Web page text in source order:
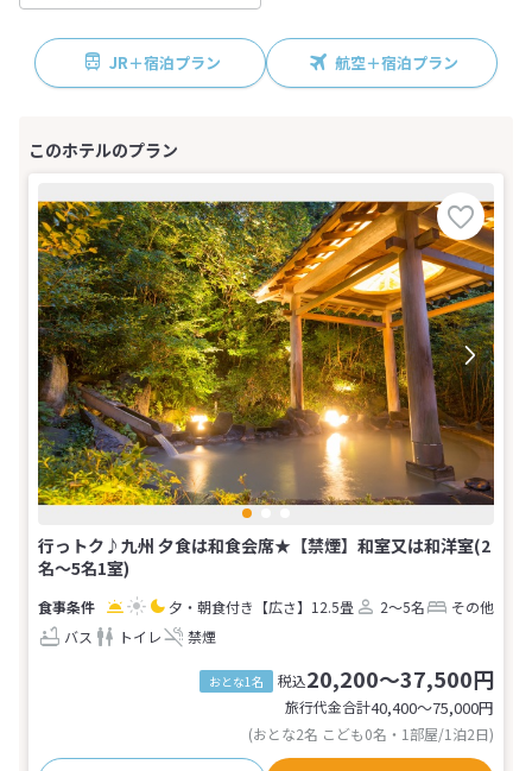
JR＋宿泊プラン 航空＋宿泊プラン
行っトク♪九州 夕食は和食会席★【禁煙】和室又は和洋室(2
名～5名1室)
夕・朝食付き 【広さ】12.5畳 2～5名
その他
バス
トイレ 禁煙
おとな1名 税込20,200～37,500円
旅行代金合計40,400〜75,000円
(おとな2名 こども0名・1部屋/1泊2日)